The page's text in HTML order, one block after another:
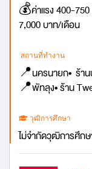
💰ค่าแรง 400-
7,000 บาท/เดือน
สถานที่ทำงาน
📍นครนายก• ร้า
📍พัทลุง• ร้าน
วุฒิการศึกษา
ไม่จำกัดวุฒิการศึก